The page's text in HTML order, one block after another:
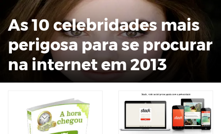
As 10 celebridades mais
perigosa para se procurar
na internet em 2013